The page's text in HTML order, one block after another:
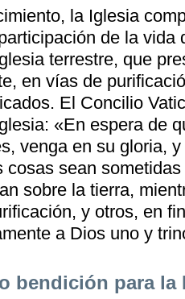
la Iglesia
de la vida
terrestre, que
en vías de
El Concilio
«En espera de
venga en su gloria,
cosas sean
sobre la tierra,
y otros, en
a Dios uno y
bendición para la